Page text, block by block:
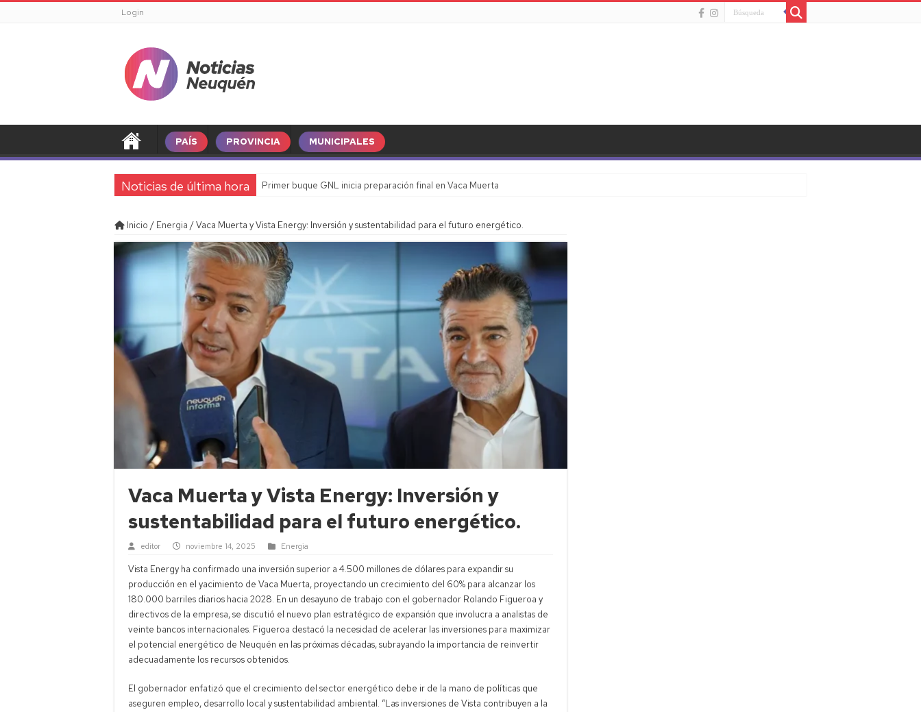
Login
PAÍS PROVINCIA MUNICIPALES
Noticias de última hora Primer buque GNL inicia preparación final en Vaca Muerta
Inicio / Energia /Vaca Muerta y Vista Energy: Inversión y sustentabilidad para el futuro energético.
Vaca Muerta y Vista Energy: Inversión y
sustentabilidad para el futuro energético.
editor noviembre 14, 2025 Energia
Vista Energy ha confirmado una inversión superior a 4.500 millones de dólares para expandir su
producción en el yacimiento de Vaca Muerta, proyectando un crecimiento del 60% para alcanzar los
180.000 barriles diarios hacia 2028. En un desayuno de trabajo con el gobernador Rolando Figueroa y
directivos de la empresa, se discutió el nuevo plan estratégico de expansión que involucra a analistas de
veinte bancos internacionales. Figueroa destacó la necesidad de acelerar las inversiones para maximizar
el potencial energético de Neuquén en las próximas décadas, subrayando la importancia de reinvertir
adecuadamente los recursos obtenidos.
El gobernador enfatizó que el crecimiento del sector energético debe ir de la mano de políticas que
aseguren empleo, desarrollo local y sustentabilidad ambiental. “Las inversiones de Vista contribuyen a la